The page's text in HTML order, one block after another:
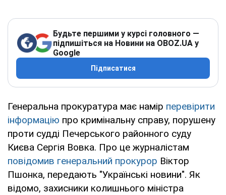
Будьте першими у курсі головного —
підпишіться на Новини на OBOZ.UA у
Google
Підписатися
Генеральна прокуратура має намір перевірити
інформацію про кримінальну справу, порушену
проти судді Печерського районного суду
Києва Сергія Вовка. Про це журналістам
повідомив генеральний прокурор Віктор
Пшонка, передають "Українські новини". Як
відомо, захисники колишнього міністра